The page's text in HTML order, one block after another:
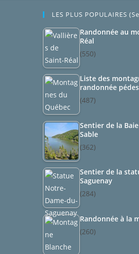
LES PLUS POPULAIRES
Randonnée au
Réal
(550)
Liste des
randonnée
(487)
Sentier de la
Sable
(362)
Sentier de la
Saguenay
(284)
Randonnée à la
(260)